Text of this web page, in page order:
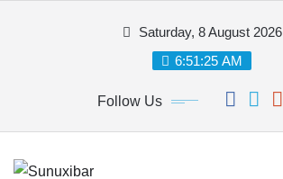
Saturday, 8 August 2026
6:51:25 AM
Follow Us